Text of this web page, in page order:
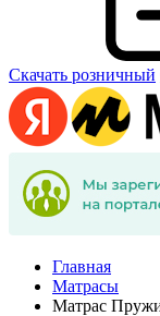
Скачать розничный
Главная
Матрасы
Матрас